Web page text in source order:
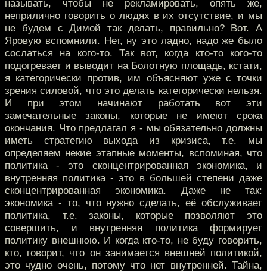
называть, чтобы не рекламировать, опять же,
неприлично говорить о людях в их отсутствие, и мы
не будем с Димой так делать, правильно? Вот. А
Яровую вспомнили. Нет, ну это ладно, надо же было
сослаться на кого-то. Так вот, когда кто-то кого-то
подогревает и выводит на Болотную площадь, кстати,
я категорически против, им объясняют уже с точки
зрения силовой, что это делать категорически нельзя.
И при этом начинают работать вот эти
замечательные законы, которые не имеют срока
окончания. Что предлагал я - мы обязательно должны
иметь стратегию выхода из кризиса, т.е. мы
определяем некие этапные моменты, вспоминая, что
политика - это сконцентрированная экономика, и
внутренняя политика - это в большей степени даже
сконцентрированная экономика. Даже не так:
экономика - то, что нужно сделать, её обслуживает
политика, т.е. законы, которые позволяют это
совершить, и внутренняя политика формирует
политику внешнюю. И когда кто-то, не буду говорить,
кто, говорит, что он занимается внешней политикой,
это чудно очень, потому что нет внутренней. Тайна,